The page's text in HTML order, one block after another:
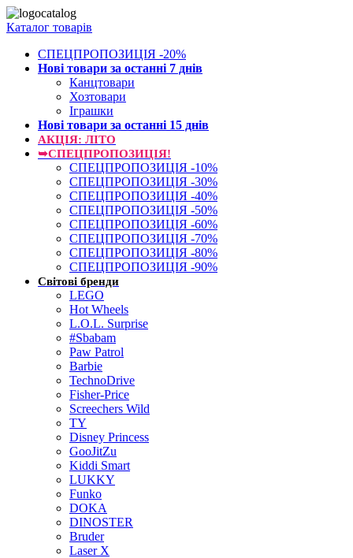
Каталог товарів
СПЕЦПРОПОЗИЦІЯ -20%
Нові товари за останнi 7 днiв
Канцтовари
Хозтовари
Іграшки
Нові товари за останнi 15 днiв
АКЦІЯ: ЛІТО
➥СПЕЦПРОПОЗИЦІЯ!
СПЕЦПРОПОЗИЦІЯ -10%
СПЕЦПРОПОЗИЦІЯ -30%
СПЕЦПРОПОЗИЦІЯ -40%
СПЕЦПРОПОЗИЦІЯ -50%
СПЕЦПРОПОЗИЦІЯ -60%
СПЕЦПРОПОЗИЦІЯ -70%
СПЕЦПРОПОЗИЦІЯ -80%
СПЕЦПРОПОЗИЦІЯ -90%
Світові бренди
LEGO
Hot Wheels
L.O.L. Surprise
#Sbabam
Paw Patrol
Barbie
TechnoDrive
Fisher-Price
Screechers Wild
TY
Disney Princess
GooJitZu
Kiddi Smart
LUKKY
Funko
DOKA
DINOSTER
Bruder
Laser X